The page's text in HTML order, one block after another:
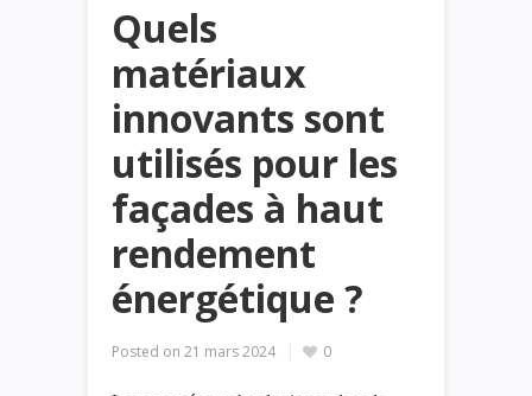
Quels
matériaux
innovants sont
utilisés pour les
façades à haut
rendement
énergétique ?
Posted on 21 mars 2024 0